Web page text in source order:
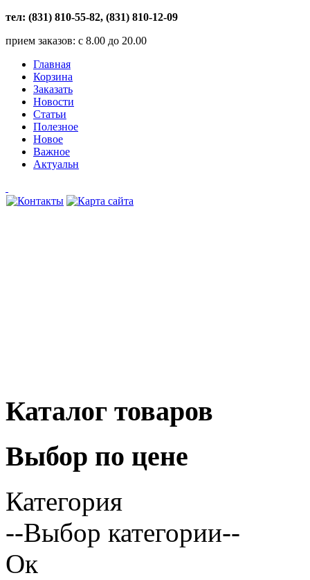
тел: (831) 810-55-82, (831) 810-12-09
прием заказов: с 8.00 до 20.00
Главная
Корзина
Заказать
Новости
Статьи
Полезное
Новое
Важное
Актуальн
Каталог товаров
Выбор по цене
Категория
--Выбор категории--
Ок